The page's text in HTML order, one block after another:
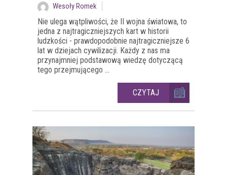
Wesoły Romek
Nie ulega wątpliwości, że II wojna światowa, to
jedna z najtragiczniejszych kart w historii
ludzkości - prawdopodobnie najtragiczniejsze 6
lat w dziejach cywilizacji. Każdy z nas ma
przynajmniej podstawową wiedzę dotyczącą
tego przejmującego ...
CZYTAJ